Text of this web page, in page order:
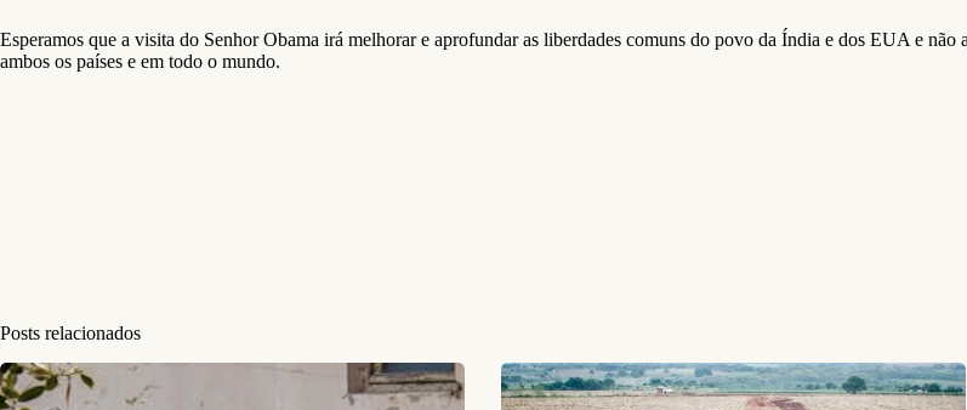
Esperamos que a visita do Senhor Obama irá melhorar e aprofundar as liberdades comuns do povo da Índia e dos EUA e não
ambos os países e em todo o mundo.
Posts relacionados